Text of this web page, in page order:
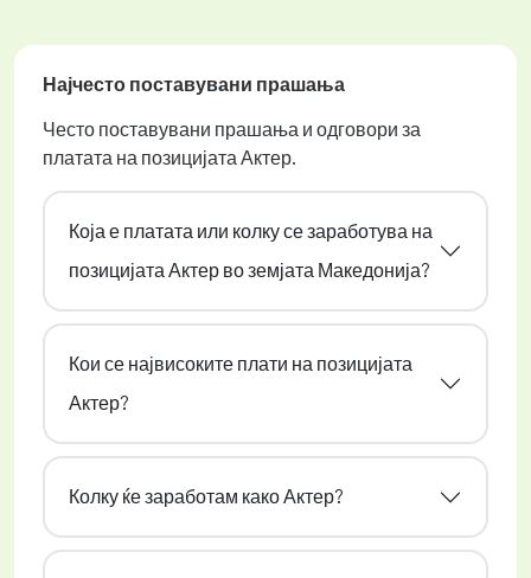
Најчесто поставувани прашања
Често поставувани прашања и одговори за
платата на позицијата Актер.
Која е платата или колку се заработува на
позицијата Актер во земјата Македонија?
Кои се највисоките плати на позицијата
Актер?
Колку ќе заработам како Актер?